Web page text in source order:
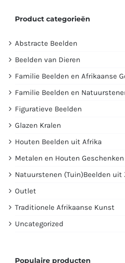
Product categorieën
Abstracte Beelden
Beelden van Dieren
Familie Beelden en Afrikaanse
Familie Beelden en
Figuratieve Beelden
Glazen Kralen
Houten Beelden uit Afrika
Metalen en Houten Geschenken
Natuurstenen (Tuin)Beelden uit
Outlet
Traditionele Afrikaanse Kunst
Uncategorized
Populaire producten